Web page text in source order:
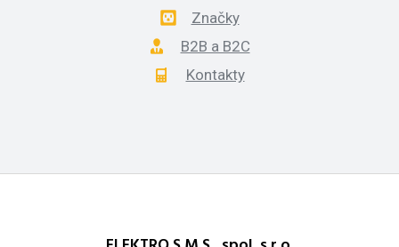
Značky
B2B a B2C
Kontakty